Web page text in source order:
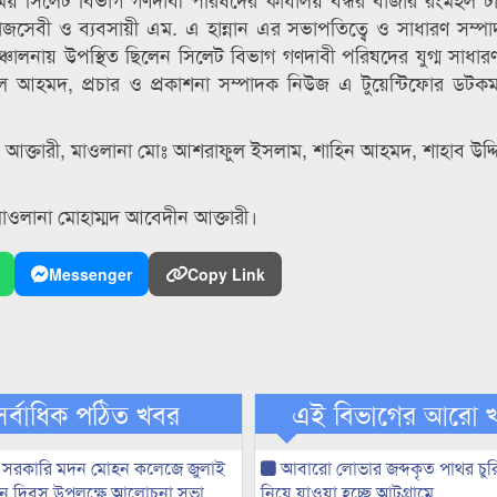
ও ব্যবসায়ী এম. এ হান্নান এর সভাপতিত্বে ও সাধারণ
উপস্থিত ছিলেন সিলেট বিভাগ গণদাবী পরিষদের যুগ্ম
প্রচার ও প্রকাশনা সম্পাদক নিউজ এ টুয়েন্টিফোর
আক্তারী, মাওলানা মোঃ আশরাফুল ইসলাম, শাহিন আহমদ, শাহাব
মোহাম্মদ আবেদীন আক্তারী।
Messenger Copy Link
পঠিত খবর
মদন মোহন কলেজে জুলাই
এই বিভাগের আরো
আবারো লোভার জব্দকৃত পাথর